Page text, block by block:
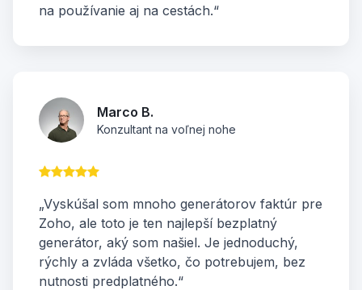
na používanie aj na cestách.“
Marco B.
Konzultant na voľnej nohe
„Vyskúšal som mnoho generátorov faktúr pre
Zoho, ale toto je ten najlepší bezplatný
generátor, aký som našiel. Je jednoduchý,
rýchly a zvláda všetko, čo potrebujem, bez
nutnosti predplatného.“